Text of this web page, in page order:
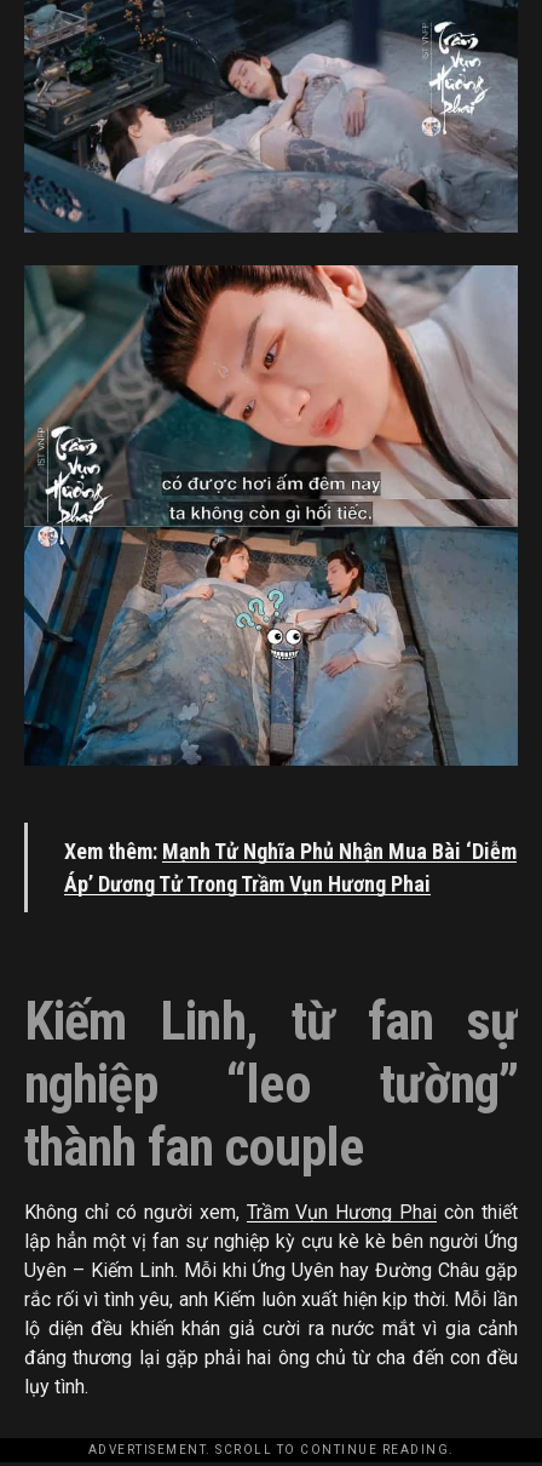
Xem thêm: Mạnh Tử Nghĩa Phủ Nhận Mua Bài ‘Diễm
Áp’ Dương Tử Trong Trầm Vụn Hương Phai
Kiếm Linh, từ fan sự
nghiệp “leo tường”
thành fan couple
Không chỉ có người xem, Trầm Vụn Hương Phai còn thiết
lập hẳn một vị fan sự nghiệp kỳ cựu kè kè bên người Ứng
Uyên – Kiếm Linh. Mỗi khi Ứng Uyên hay Đường Châu gặp
rắc rối vì tình yêu, anh Kiếm luôn xuất hiện kịp thời. Mỗi lần
lộ diện đều khiến khán giả cười ra nước mắt vì gia cảnh
đáng thương lại gặp phải hai ông chủ từ cha đến con đều
lụy tình.
ADVERTISEMENT. SCROLL TO CONTINUE READING.